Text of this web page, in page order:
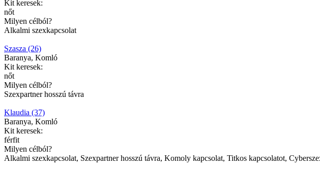
Kit keresek:
nőt
Milyen célból?
Alkalmi szexkapcsolat
Szasza (26)
Baranya, Komló
Kit keresek:
nőt
Milyen célból?
Szexpartner hosszú távra
Klaudia (37)
Baranya, Komló
Kit keresek:
férfit
Milyen célból?
Alkalmi szexkapcsolat, Szexpartner hosszú távra, Komoly kapcsolat, Titkos kapcsolatot,